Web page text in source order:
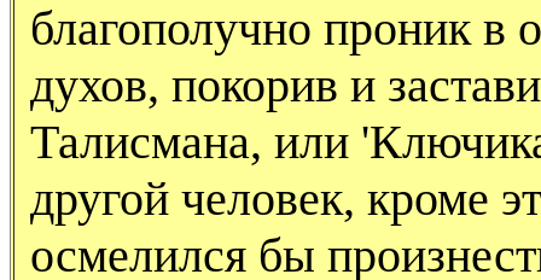
благополучно проник
духов, покорив и
Талисмана, или
другой человек, кроме
осмелился бы